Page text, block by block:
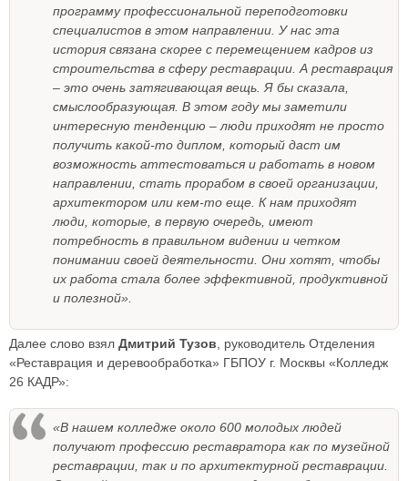
программу профессиональной переподготовки
специалистов в этом направлении. У нас эта
история связана скорее с перемещением кадров из
строительства в сферу реставрации. А реставрация
– это очень затягивающая вещь. Я бы сказала,
смыслообразующая. В этом году мы заметили
интересную тенденцию – люди приходят не просто
получить какой-то диплом, который даст им
возможность аттестоваться и работать в новом
направлении, стать прорабом в своей организации,
архитектором или кем-то еще. К нам приходят
люди, которые, в первую очередь, имеют
потребность в правильном видении и четком
понимании своей деятельности. Они хотят, чтобы
их работа стала более эффективной, продуктивной
и полезной».
Далее слово взял Дмитрий Тузов , руководитель Отделения
«Реставрация и деревообработка» ГБПОУ г. Москвы «Колледж
26 КАДР»:
«В нашем колледже около 600 молодых людей
получают профессию реставратора как по музейной
реставрации, так и по архитектурной реставрации.